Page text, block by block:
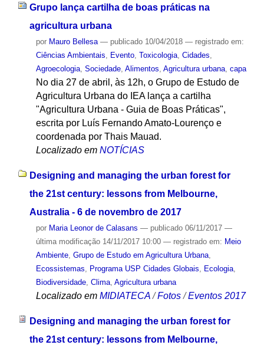
Grupo lança cartilha de boas práticas na
agricultura urbana
por Mauro Bellesa — publicado10/04/2018 — registrado em:
Ciências Ambientais, Evento, Toxicologia, Cidades,
Agroecologia, Sociedade, Alimentos, Agricultura urbana, capa
No dia 27 de abril, às 12h, o Grupo de Estudo de
Agricultura Urbana do IEA lança a cartilha
"Agricultura Urbana - Guia de Boas Práticas",
escrita por Luís Fernando Amato-Lourenço e
coordenada por Thais Mauad.
Localizado em NOTÍCIAS
Designing and managing the urban forest for
the 21st century: lessons from Melbourne,
Australia - 6 de novembro de 2017
por Maria Leonor de Calasans — publicado06/11/2017 —
última modificação14/11/2017 10:00 — registrado em: Meio
Ambiente, Grupo de Estudo em Agricultura Urbana,
Ecossistemas, Programa USP Cidades Globais, Ecologia,
Biodiversidade, Clima, Agricultura urbana
Localizado em MIDIATECA /Fotos /Eventos 2017
Designing and managing the urban forest for
the 21st century: lessons from Melbourne,